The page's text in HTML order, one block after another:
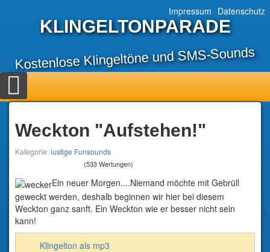
Impressum Datenschutz
KLINGELTONPARADE
Kostenlose Klingeltöne und SMS-Sounds
Weckton "Aufstehen!"
Kategorie:lustige Funsounds
(533 Wertungen)
Ein neuer Morgen....Niemand möchte mit Gebrüll
geweckt werden, deshalb beginnen wir hier bei diesem
Weckton ganz sanft. Ein Weckton wie er besser nicht sein
kann!
Klingelton als mp3